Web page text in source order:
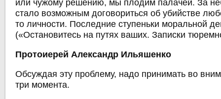
или чужому решению, мы плодим палачей. За
стало возможным договориться об убийстве
то личности. Последние ступеньки моральной
(«Остановитесь на путях ваших. Записки
Протоиерей Александр Ильяшенко
Обсуждая эту проблему, надо принимать во
три момента.